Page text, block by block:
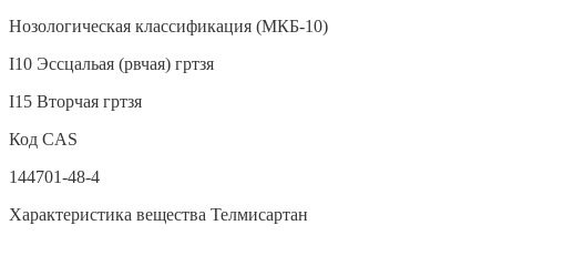
Нозологическая классификация (МКБ-10)
I10 Эссцальая (рвчая) гртзя
I15 Вторчая гртзя
Код CAS
144701-48-4
Характеристика вещества Телмисартан